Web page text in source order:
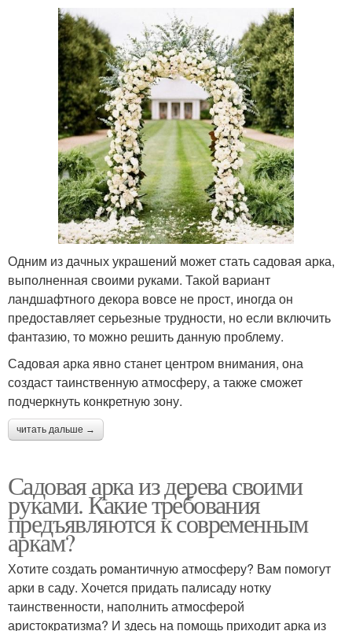
Одним из дачных украшений может стать садовая арка,
выполненная своими руками. Такой вариант
ландшафтного декора вовсе не прост, иногда он
предоставляет серьезные трудности, но если включить
фантазию, то можно решить данную проблему.
Садовая арка явно станет центром внимания, она
создаст таинственную атмосферу, а также сможет
подчеркнуть конкретную зону.
читать дальше →
Садовая арка из дерева своими
руками. Какие требования
предъявляются к современным
аркам?
Хотите создать романтичную атмосферу? Вам помогут
арки в саду. Хочется придать палисаду нотку
таинственности, наполнить атмосферой
аристократизма? И здесь на помощь приходит арка из